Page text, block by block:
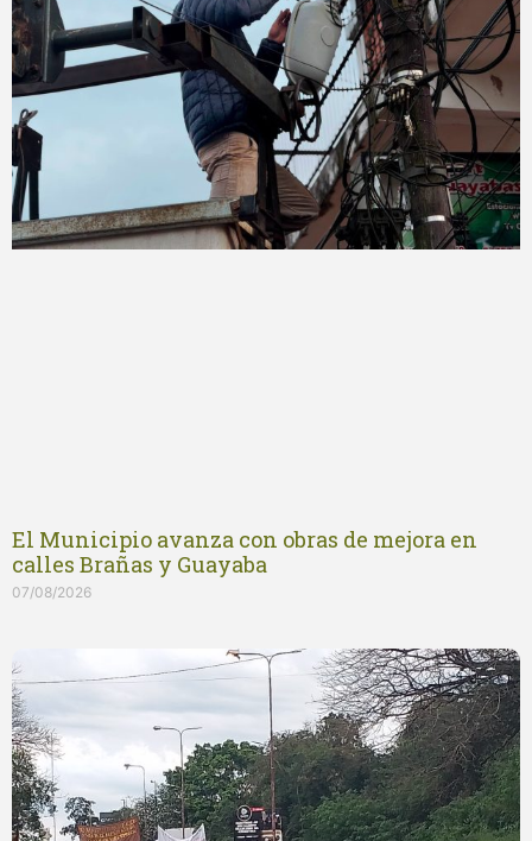
El Municipio avanza con obras de mejora en
calles Brañas y Guayaba
07/08/2026